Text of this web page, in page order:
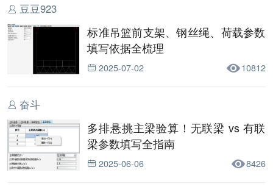
豆豆923
标准吊篮前支架、钢丝绳、荷载参数
填写依据全梳理
2025-07-02 10812
奋斗
多排悬挑主梁验算！无联梁 vs 有联
梁参数填写全指南
2025-06-06 8426